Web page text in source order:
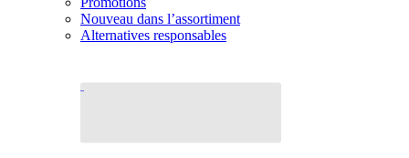
Nouveau dans l’assortiment
Alternatives responsables